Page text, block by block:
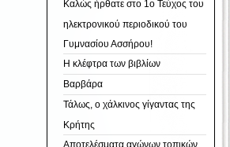
Καλώς ήρθατε στο 1ο Τεύχος του
ηλεκτρονικού περιοδικού του
Γυμνασίου Ασσήρου!
Η κλέφτρα των βιβλίων
Βαρβάρα
Τάλως, ο χάλκινος γίγαντας της
Κρήτης